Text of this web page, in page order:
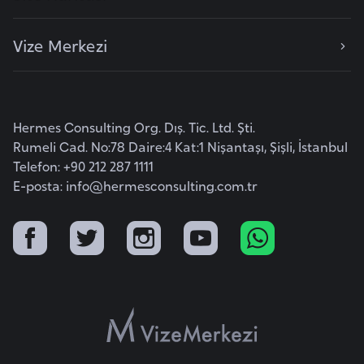
Vize Merkezi
Hermes Consulting Org. Dış. Tic. Ltd. Şti.
Rumeli Cad. No:78 Daire:4 Kat:1 Nişantaşı, Şişli, İstanbul
Telefon: +90 212 287 1111
E-posta: info@hermesconsulting.com.tr
i
u
Ç
i
D
a